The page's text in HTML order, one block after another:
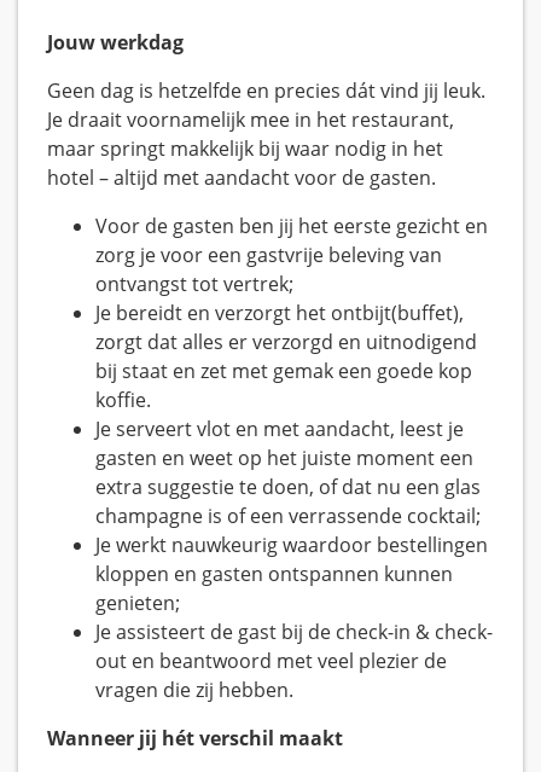
Jouw werkdag
Geen dag is hetzelfde en precies dát vind jij leuk.
Je draait voornamelijk mee in het restaurant,
maar springt makkelijk bij waar nodig in het
hotel – altijd met aandacht voor de gasten.
Voor de gasten ben jij het eerste gezicht en
zorg je voor een gastvrije beleving van
ontvangst tot vertrek;
Je bereidt en verzorgt het ontbijt(buffet),
zorgt dat alles er verzorgd en uitnodigend
bij staat en zet met gemak een goede kop
koffie.
Je serveert vlot en met aandacht, leest je
gasten en weet op het juiste moment een
extra suggestie te doen, of dat nu een glas
champagne is of een verrassende cocktail;
Je werkt nauwkeurig waardoor bestellingen
kloppen en gasten ontspannen kunnen
genieten;
Je assisteert de gast bij de check-in & check-
out en beantwoord met veel plezier de
vragen die zij hebben.
Wanneer jij hét verschil maakt